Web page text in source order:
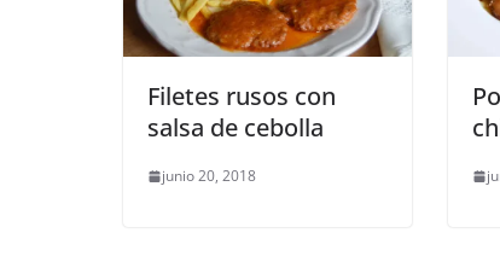
Filetes rusos con
salsa de cebolla
junio 20, 2018